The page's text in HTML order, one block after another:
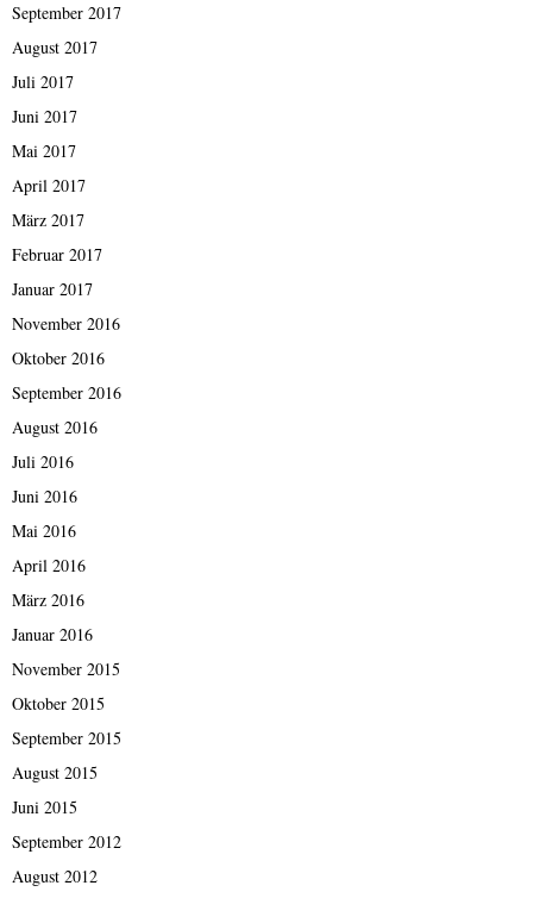
September 2017
August 2017
Juli 2017
Juni 2017
Mai 2017
April 2017
März 2017
Februar 2017
Januar 2017
November 2016
Oktober 2016
September 2016
August 2016
Juli 2016
Juni 2016
Mai 2016
April 2016
März 2016
Januar 2016
November 2015
Oktober 2015
September 2015
August 2015
Juni 2015
September 2012
August 2012